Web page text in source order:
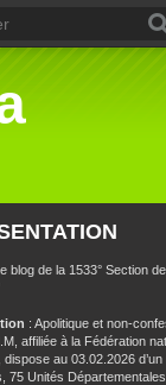
blog de la 1533° Section
: Apolitique et non-
affiliée à la Fédération
dispose au 03.02.2026
75 Unités